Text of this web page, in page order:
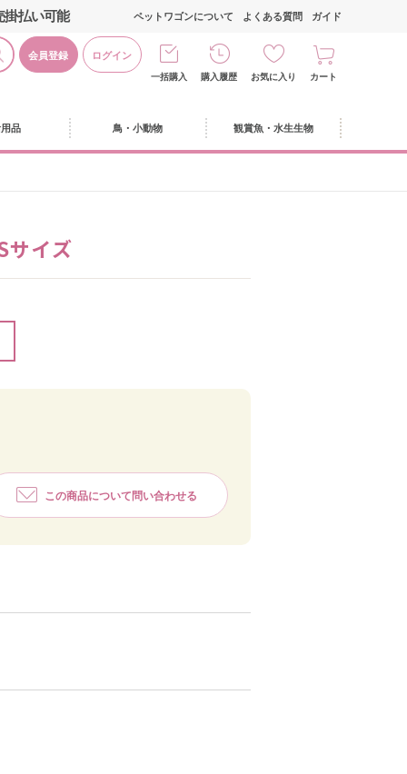
掛払い可能
会員登録 ログイン
ペットワゴンについて よくある質問 ガイド
一括購入 購入履歴 お気に入り カート
品 鳥・小動物 観賞魚・水生生物
サイズ
この商品について問い合わせる